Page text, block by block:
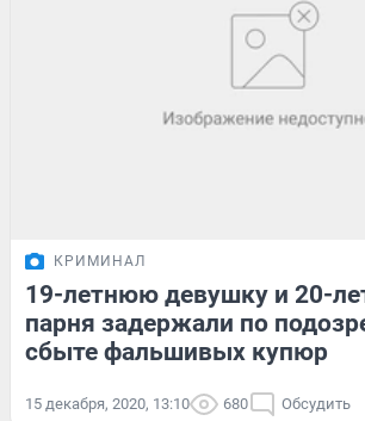
КРИМИНАЛ
19-летнюю девушку и 20-
парня задержали по
сбыте фальшивых купюр
15 декабря, 2020, 13:10 680 Обсудить